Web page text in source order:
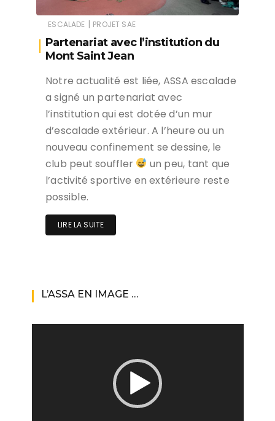
ESCALADE | PROJET SAE
Partenariat avec l’institution du
Mont Saint Jean
Notre actualité est liée, ASSA escalade
a signé un partenariat avec
l’institution qui est dotée d’un mur
d’escalade extérieur. A l’heure ou un
nouveau confinement se dessine, le
club peut souffler
un peu, tant que
l’activité sportive en extérieure reste
possible.
LIRE LA SUITE
L’ASSA EN IMAGE …